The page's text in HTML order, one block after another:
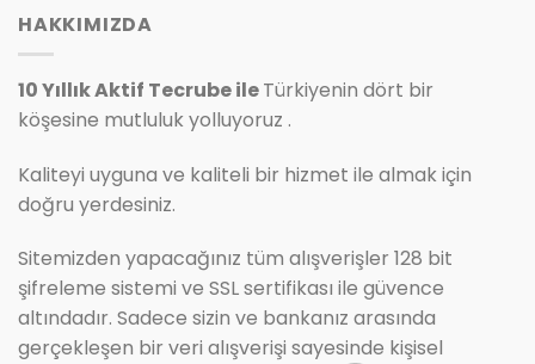
HAKKIMIZDA
10 Yıllık Aktif Tecrube ileTürkiyenin dört bir
köşesine mutluluk yolluyoruz .
Kaliteyi uyguna ve kaliteli bir hizmet ile almak için
doğru yerdesiniz.
Sitemizden yapacağınız tüm alışverişler 128 bit
şifreleme sistemi ve SSL sertifikası ile güvence
altındadır. Sadece sizin ve bankanız arasında
gerçekleşen bir veri alışverişi sayesinde kişisel